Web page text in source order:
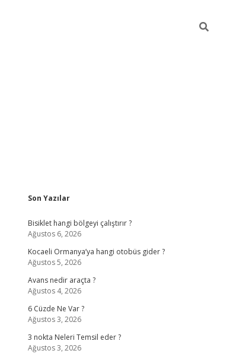
Sidebar
Son Yazılar
Bisiklet hangi bölgeyi çalıştırır ?
Ağustos 6, 2026
Kocaeli Ormanya’ya hangi otobüs gider ?
Ağustos 5, 2026
Avans nedir araçta ?
Ağustos 4, 2026
6 Cüzde Ne Var ?
Ağustos 3, 2026
3 nokta Neleri Temsil eder ?
Ağustos 3, 2026